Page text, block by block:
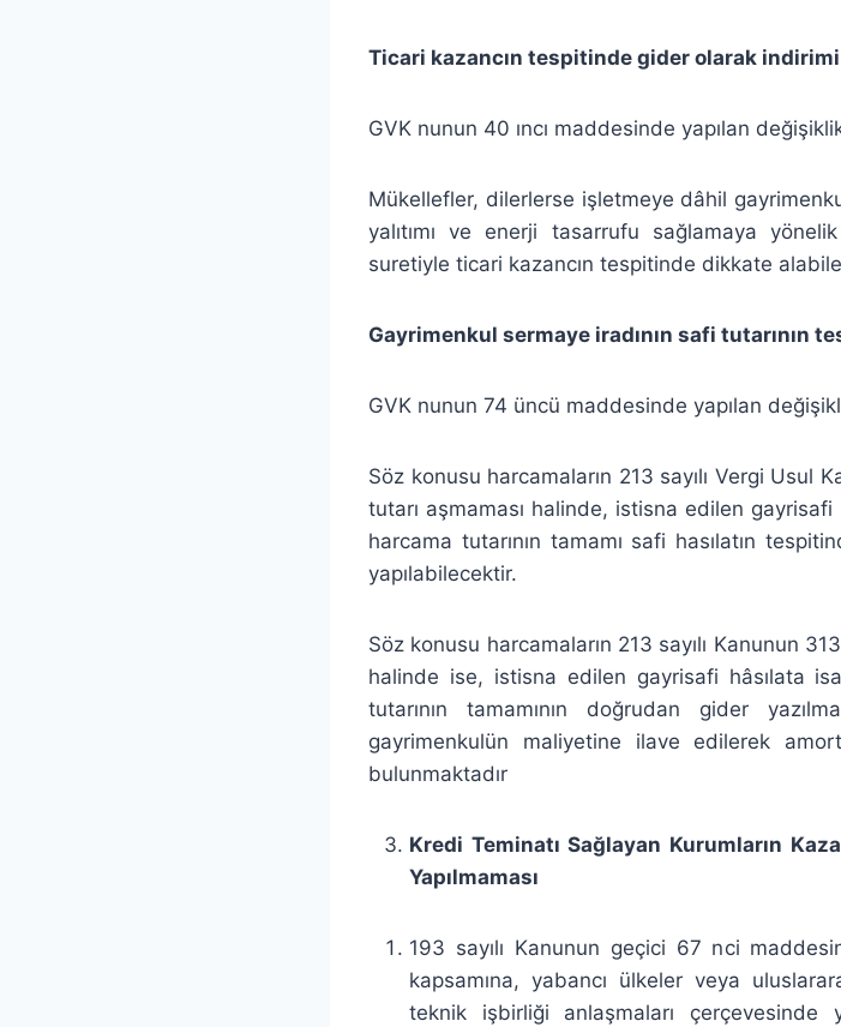
Ticari kazancın tespitinde gider olarak indirimi
GVK nunun 40 ıncı maddesinde yapılan
Mükellefler, dilerlerse işletmeye dâhil
yalıtımı ve enerji tasarrufu sağlamaya
suretiyle ticari kazancın tespitinde dikkate
Gayrimenkul sermaye iradının safi tutarının
GVK nunun 74 üncü maddesinde yapılan
Söz konusu harcamaların 213 sayılı Vergi
tutarı aşmaması halinde, istisna edilen
harcama tutarının tamamı safi hasılatın
yapılabilecektir.
Söz konusu harcamaların 213 sayılı Kanunun
halinde ise, istisna edilen gayrisafi hâsılata
tutarının tamamının doğrudan gider
gayrimenkulün maliyetine ilave edilerek
bulunmaktadır
Kredi Teminatı Sağlayan Kurumların
Yapılmaması
193 sayılı Kanunun geçici 67 nci
kapsamına, yabancı ülkeler veya
teknik işbirliği anlaşmaları çerçevesinde